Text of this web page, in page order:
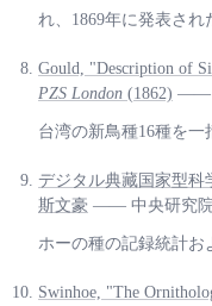
れ、1869年に発表され
Gould, "Description of
PZS London (1862) ——
台湾の新鳥種16種を一
デジタル典藏国家型
斯文豪 —— 中央研究院
ホーの種の記録統計お
Swinhoe, "The